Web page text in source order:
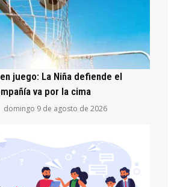
juego: La Niña defiende el
va por la cima
domingo 9 de agosto de 2026